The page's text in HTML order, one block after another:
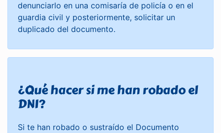
denunciarlo en una comisaría de policía o en el
guardia civil y posteriormente, solicitar un
duplicado del documento.
¿Qué hacer si me han robado el
DNI?
Si te han robado o sustraído el Documento